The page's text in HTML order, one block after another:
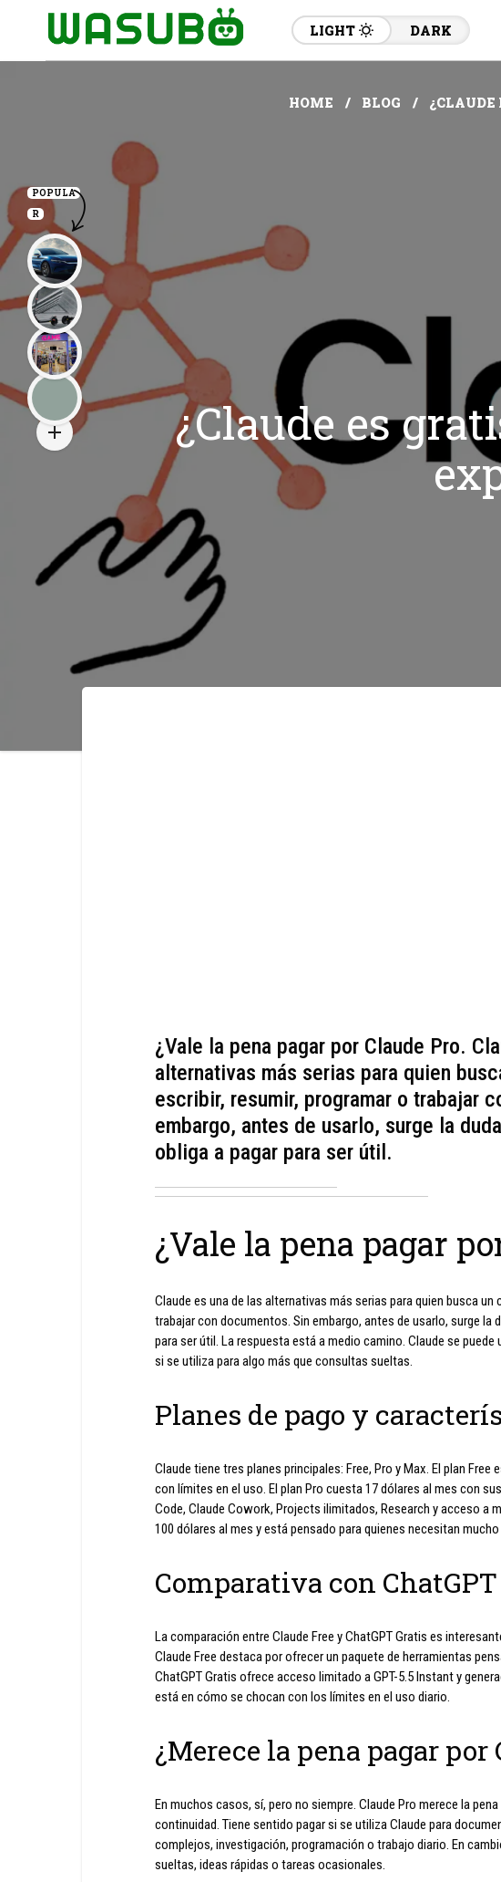
LIGHT DARK
HOME BLOG ¿CLAUDE
¿Claude es
¿Vale la pena pagar por Claude Pro.
alternativas más serias para quien
escribir, resumir, programar o trabajar
embargo, antes de usarlo, surge la
obliga a pagar para ser útil.
¿Vale la pena pagar
Claude es una de las alternativas más serias para quien busca
trabajar con documentos. Sin embargo, antes de usarlo, surge la
para ser útil. La respuesta está a medio camino. Claude se
si se utiliza para algo más que consultas sueltas.
Planes de pago y
Claude tiene tres planes principales: Free, Pro y Max. El plan Free
con límites en el uso. El plan Pro cuesta 17 dólares al mes con
Code, Claude Cowork, Projects ilimitados, Research y acceso a
100 dólares al mes y está pensado para quienes necesitan
Comparativa con ChatGPT
La comparación entre Claude Free y ChatGPT Gratis es
Claude Free destaca por ofrecer un paquete de herramientas
ChatGPT Gratis ofrece acceso limitado a GPT-5.5 Instant y
está en cómo se chocan con los límites en el uso diario.
¿Merece la pena pagar por
En muchos casos, sí, pero no siempre. Claude Pro merece la
continuidad. Tiene sentido pagar si se utiliza Claude para
complejos, investigación, programación o trabajo diario. En
sueltas, ideas rápidas o tareas ocasionales.
POPULA
R